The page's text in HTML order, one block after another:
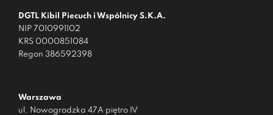
DGTL Kibil Piecuch i Wspólnicy S.K.A.
NIP 7010991102
KRS 0000851084
Regon 386592398
Warszawa
ul. Nowogrodzka 47A piętro IV